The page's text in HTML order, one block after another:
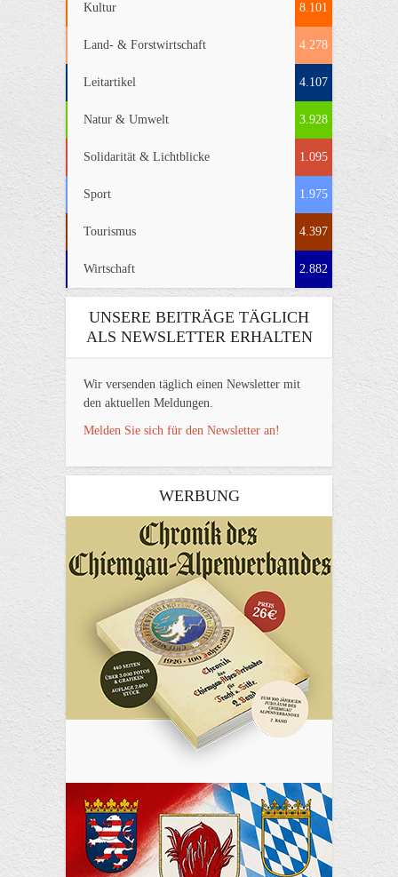
Kultur 8.101
Land- & Forstwirtschaft 4.278
Leitartikel 4.107
Natur & Umwelt 3.928
Solidarität & Lichtblicke 1.095
Sport 1.975
Tourismus 4.397
Wirtschaft 2.882
UNSERE BEITRÄGE TÄGLICH
ALS NEWSLETTER ERHALTEN
Wir versenden täglich einen Newsletter mit
den aktuellen Meldungen.
Melden Sie sich für den Newsletter an!
WERBUNG